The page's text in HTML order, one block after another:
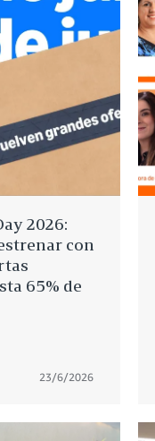
2026:
con
65% de
23/6/2026